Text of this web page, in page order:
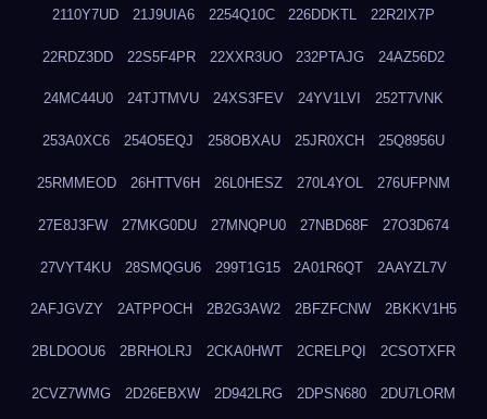
2110Y7UD 21J9UIA6 2254Q10C 226DDKTL 22R2IX7P
22RDZ3DD 22S5F4PR 22XXR3UO 232PTAJG 24AZ56D2
24MC44U0 24TJTMVU 24XS3FEV 24YV1LVI 252T7VNK
253A0XC6 254O5EQJ 258OBXAU 25JR0XCH 25Q8956U
25RMMEOD 26HTTV6H 26L0HESZ 270L4YOL 276UFPNM
27E8J3FW 27MKG0DU 27MNQPU0 27NBD68F 27O3D674
27VYT4KU 28SMQGU6 299T1G15 2A01R6QT 2AAYZL7V
2AFJGVZY 2ATPPOCH 2B2G3AW2 2BFZFCNW 2BKKV1H5
2BLDOOU6 2BRHOLRJ 2CKA0HWT 2CRELPQI 2CSOTXFR
2CVZ7WMG 2D26EBXW 2D942LRG 2DPSN680 2DU7LORM